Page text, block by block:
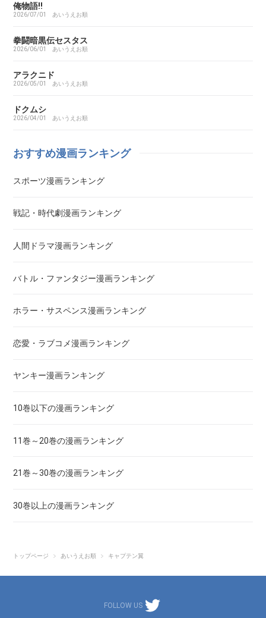
あいこら
アイシールド21
I’S（アイズ）
アポカリプスの砦
俺物語!!
2026/07/01 あいうえお順
拳闘暗黒伝セスタス
2026/06/01 あいうえお順
アラクニド
2026/05/01 あいうえお順
ドクムシ
2026/04/01 あいうえお順
おすすめ漫画ランキング
スポーツ漫画ランキング
戦記・時代劇漫画ランキング
人間ドラマ漫画ランキング
バトル・ファンタジー漫画ランキング
ホラー・サスペンス漫画ランキング
恋愛・ラブコメ漫画ランキング
ヤンキー漫画ランキング
10巻以下の漫画ランキング
11巻～20巻の漫画ランキング
21巻～30巻の漫画ランキング
30巻以上の漫画ランキング
トップページ あいうえお順 キャプテン翼
FOLLOW US